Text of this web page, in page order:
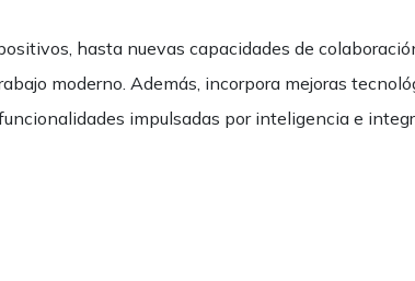
hasta nuevas capacidades de
moderno. Además, incorpora mejoras
impulsadas por inteligencia e